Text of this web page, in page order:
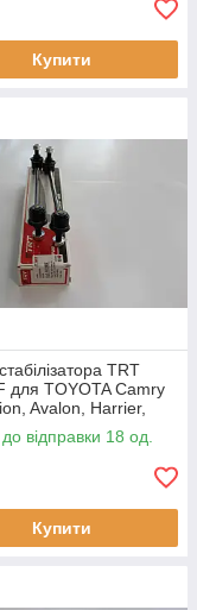
Купити
TRT
для TOYOTA Camry
Avalon, Harrier,
Kluger, Venza,
ES 250, ES 300, ES
відправки 18 од.
Купити